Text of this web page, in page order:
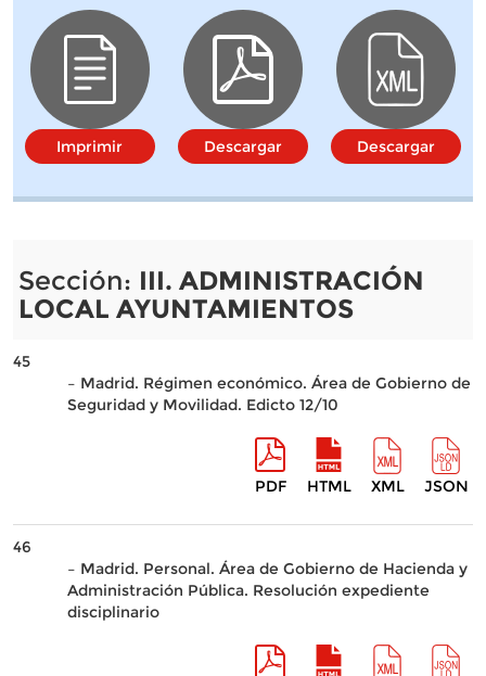
Imprimir Descargar Descargar
Sección: III. ADMINISTRACIÓN
LOCAL AYUNTAMIENTOS
45
– Madrid. Régimen económico. Área de Gobierno de
Seguridad y Movilidad. Edicto 12/10
PDF HTML XML JSON
46
– Madrid. Personal. Área de Gobierno de Hacienda y
Administración Pública. Resolución expediente
disciplinario